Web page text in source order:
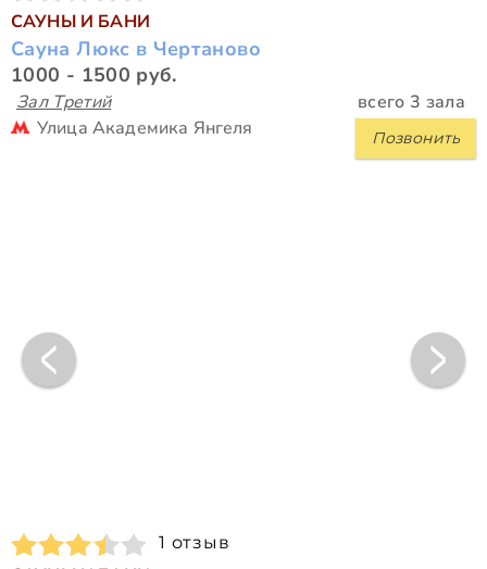
САУНЫ И БАНИ
Сауна Люкс в Чертаново
1000 - 1500 руб.
Зал Третий всего 3 зала
Позвонить
Улица Академика Янгеля
1 отзыв